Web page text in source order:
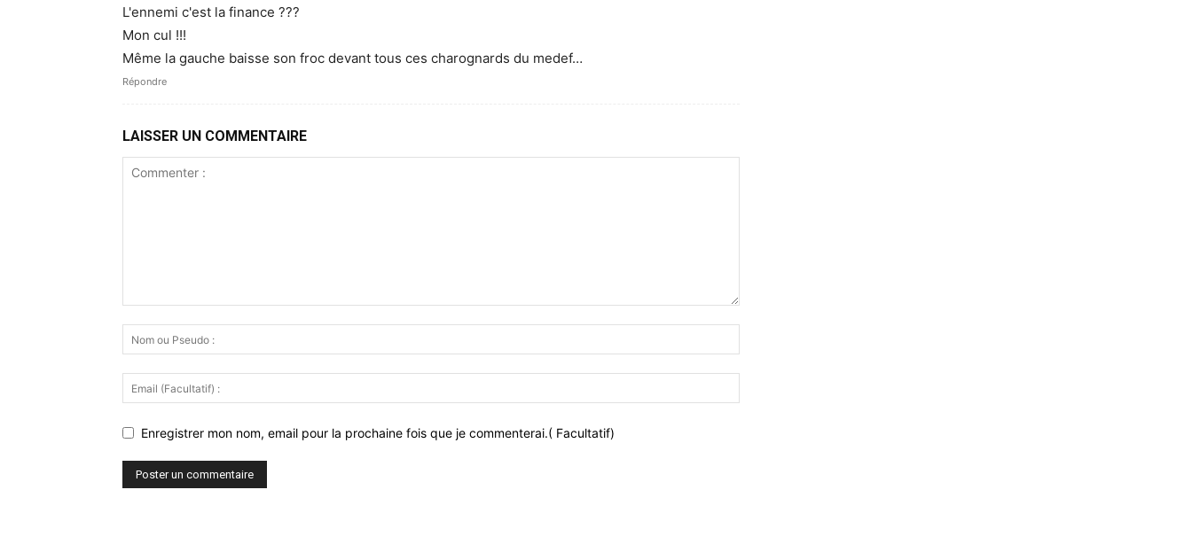
L'ennemi c'est la finance ???
Mon cul !!!
Même la gauche baisse son froc devant tous ces charognards du medef…
Répondre
LAISSER UN COMMENTAIRE
Enregistrer mon nom, email pour la prochaine fois que je commenterai.( Facultatif)